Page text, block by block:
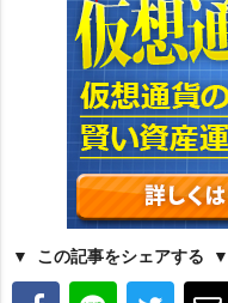
この記事をシェアする